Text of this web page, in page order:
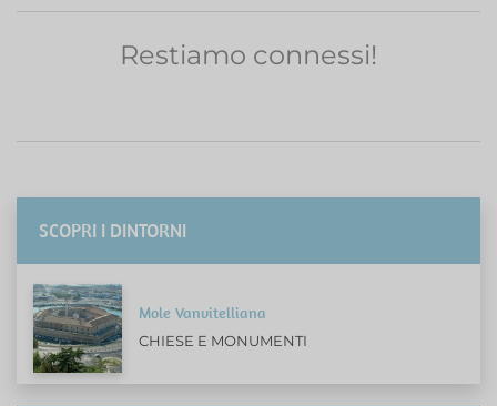
Restiamo connessi!
SCOPRI I DINTORNI
Mole Vanvitelliana
CHIESE E MONUMENTI